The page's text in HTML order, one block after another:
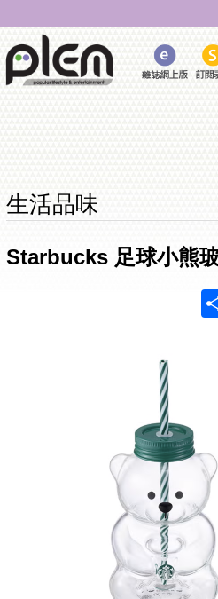
生活品味
Starbucks 足球小熊